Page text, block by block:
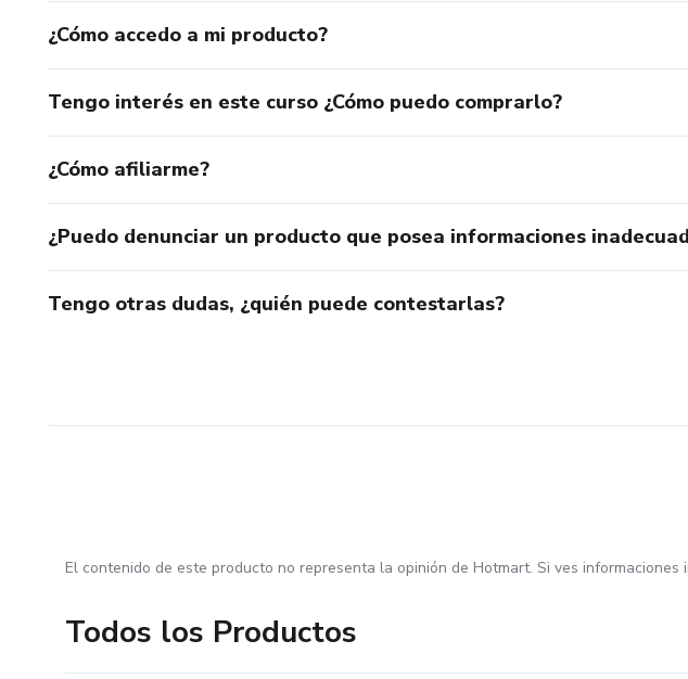
¿Cómo accedo a mi producto?
Tengo interés en este curso ¿Cómo puedo comprarlo?
¿Cómo afiliarme?
¿Puedo denunciar un producto que posea informaciones
Tengo otras dudas, ¿quién puede contestarlas?
El contenido de este producto no representa la opinión de Hotmart. Si ves informaciones
Todos los Productos